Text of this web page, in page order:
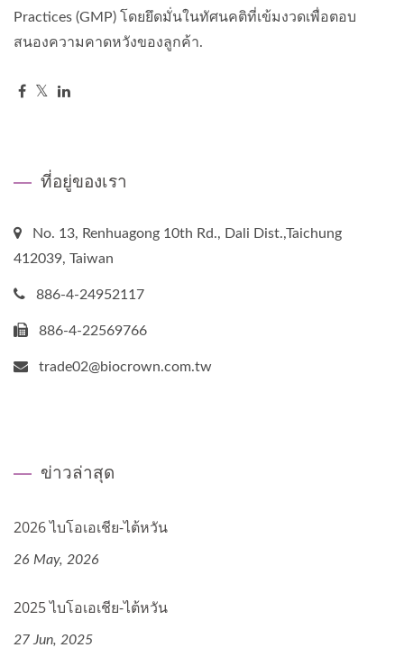
Practices (GMP) โดยยึดมั่นในทัศนคติที่เข้มงวดเพื่อตอบ
สนองความคาดหวังของลูกค้า.
ที่อยู่ของเรา
No. 13, Renhuagong 10th Rd., Dali Dist.,Taichung
412039, Taiwan
886-4-24952117
886-4-22569766
trade02@biocrown.com.tw
ข่าวล่าสุด
2026 ไบโอเอเชีย-ไต้หวัน
26 May, 2026
2025 ไบโอเอเชีย-ไต้หวัน
27 Jun, 2025